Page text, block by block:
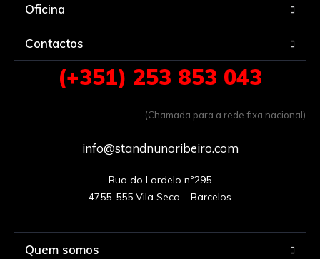
Oficina
Contactos
(+351) 253 853 043
(Chamada para a rede fixa nacional)
info@standnunoribeiro.com
Rua do Lordelo nº295
Quem somos